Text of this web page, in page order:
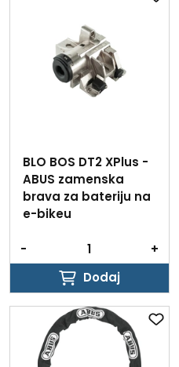
BLO BOS DT2 XPlus -
ABUS zamenska
brava za bateriju na
e-bikeu
-
+
Dodaj
Dodaj